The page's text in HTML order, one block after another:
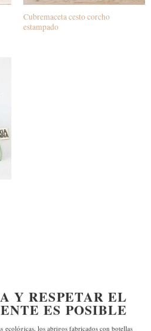
Cubremaceta cesto corcho
estampado
Y RESPETAR EL
ES POSIBLE
ecológicas, los abrigos fabricados con botellas